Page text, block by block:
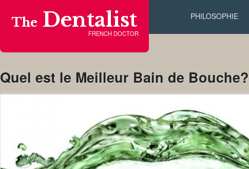
The Dentalist
FRENCH DOCTOR
PHILOSOPHIE
Quel est le Meilleur Bain de Bouche?